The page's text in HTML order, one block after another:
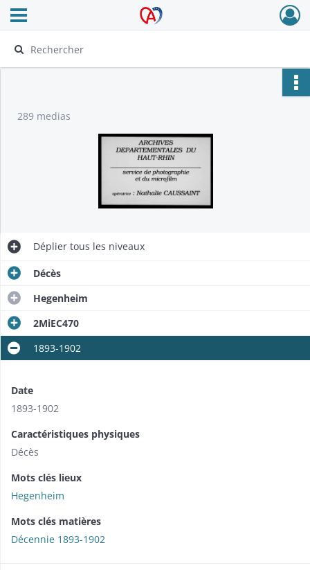
Archives Alsace - Colmar
Ouvrir le menu déroulant
289 medias
Déplier tous les niveaux
Décès
Hegenheim
2MiEC470
1893-1902
Date
1893-1902
Caractéristiques physiques
Décès
Mots clés lieux
Hegenheim
Mots clés matières
Décennie 1893-1902